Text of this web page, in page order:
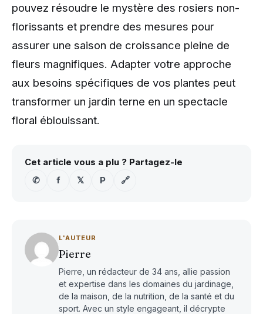
pouvez résoudre le mystère des rosiers non-
florissants et prendre des mesures pour
assurer une saison de croissance pleine de
fleurs magnifiques. Adapter votre approche
aux besoins spécifiques de vos plantes peut
transformer un jardin terne en un spectacle
floral éblouissant.
Cet article vous a plu ? Partagez-le
✆
f 𝕏 P 🔗
L'AUTEUR
Pierre
Pierre, un rédacteur de 34 ans, allie passion
et expertise dans les domaines du jardinage,
de la maison, de la nutrition, de la santé et du
sport. Avec un style engageant, il décrypte